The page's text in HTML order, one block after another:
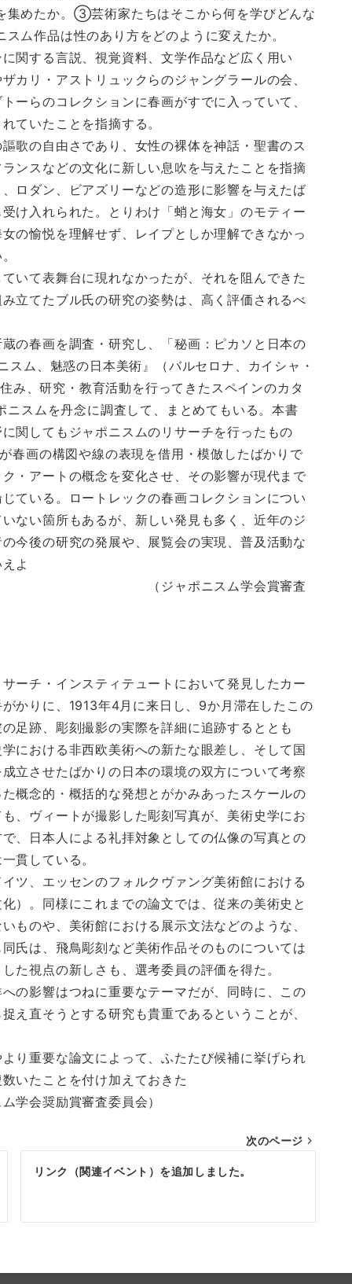
めたか。③芸術家たちはそこから何を学びどんな
ム作品は性のあり方をどのように変えたか。
関する言説、視覚資料、文学作品など広く用い
カリ・アストリュックらのジャングラールの会、
ーらのコレクションに春画がすでに入っていて、
ていたことを指摘する。
歌の自由さであり、女性の裸体を神話・聖書のス
ンスなどの文化に新しい息吹を与えたことを指摘
ロダン、ビアズリーなどの造形に影響を与えたば
け入れられた。とりわけ「蛸と海女」のモティー
の愉悦を理解せず、レイプとしか理解できなかっ
いて表舞台に現れなかったが、それを阻んできた
立てたブル氏の研究の姿勢は、高く評価されるべ
の春画を調査・研究し、「秘画：ピカソと日本の
ム、魅惑の日本美術』（バルセロナ、カイシャ・
み、研究・教育活動を行ってきたスペインのカタ
スムを丹念に調査して、まとめてもいる。本書
関してもジャポニスムのリサーチを行ったもの
春画の構図や線の表現を借用・模倣したばかりで
・アートの概念を変化させ、その影響が現代まで
ている。ロートレックの春画コレクションについ
ない箇所もあるが、新しい発見も多く、近年のジ
今後の研究の発展や、展覧会の実現、普及活動な
よ
スム学会賞審査
ーチ・インスティテュートにおいて発見したカー
かりに、1913年4月に来日し、9か月滞在したこの
足跡、彫刻撮影の実際を詳細に追跡するととも
における非西欧美術への新たな眼差し、そして国
立させたばかりの日本の環境の双方について考察
概念的・概括的な発想とがかみあったスケールの
、ヴィートが撮影した彫刻写真が、美術史学にお
、日本人による礼拝対象としての仏像の写真との
貫している。
、エッセンのフォルクヴァング美術館における
）。同様にこれまでの論文では、従来の美術史と
ものや、美術館における展示文法などのような、
氏は、飛鳥彫刻など美術作品そのものについては
た視点の新しさも、選考委員の評価を得た。
影響はつねに重要なテーマだが、同時に、この
え直そうとする研究も貴重であるということが、
重要な論文によって、ふたたび候補に挙げられ
いたことを付け加えておきた
審査委員会）
次のページ
リンク（関連イベント）を追加しました。